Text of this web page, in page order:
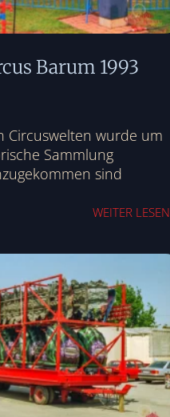
Barum 1993
Circuswelten wurde um
Sammlung
sind
WEITER LESEN